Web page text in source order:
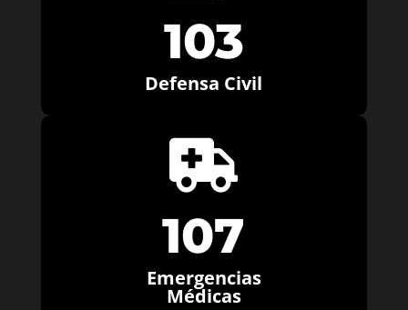
103
Defensa Civil

107
Emergencias
Médicas